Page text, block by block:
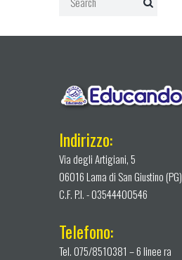
Indirizzo:
Via degli Artigiani, 5
06016 Lama di San Giustino (PG)
C.F. P.I. - 03544400546
Telefono:
Tel. 075/8510381 – 6 linee ra